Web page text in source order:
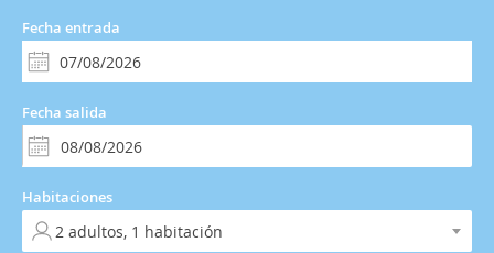
Fecha entrada
Fecha salida
Habitaciones